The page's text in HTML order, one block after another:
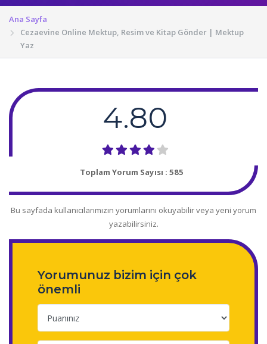
Ana Sayfa
Cezaevine Online Mektup, Resim ve Kitap Gönder | Mektup
Yaz
4.80
Toplam Yorum Sayısı : 585
Bu sayfada kullanıcılarımızın yorumlarını okuyabilir veya yeni yorum
yazabilirsiniz.
Yorumunuz bizim için çok
önemli